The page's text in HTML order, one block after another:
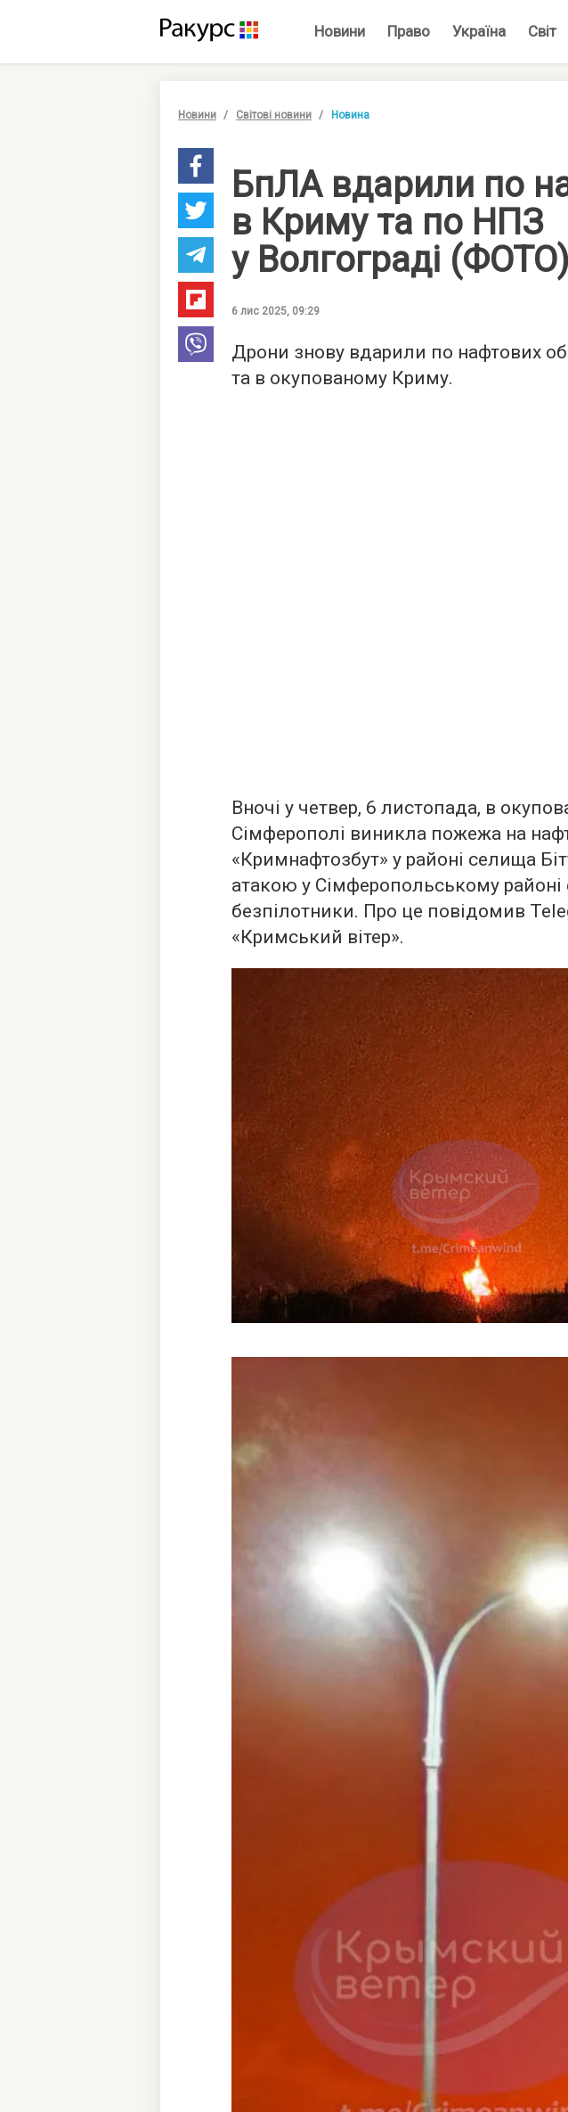
Новини Право Україна Світ
Новини Світові новини Новина
БпЛА вдарили по
в Криму та по НПЗ
у Волгограді (ФОТО)
6 лис 2025, 09:29
Дрони знову вдарили по нафтових
та в окупованому Криму.
Вночі у четвер, 6 листопада, в
Сімферополі виникла пожежа на
«Кримнафтозбут» у районі селища
атакою у Сімферопольському районі
безпілотники. Про це повідомив
«Кримський вітер».